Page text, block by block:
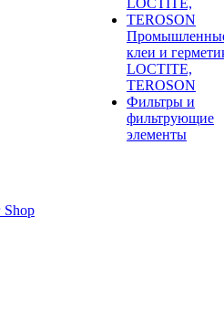
клеи и
LOCTITE,
TEROSON
Фильтры и
фильтрующие
элементы